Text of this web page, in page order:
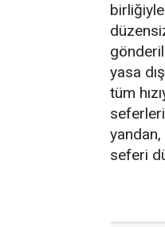
yasa
tüm
yandan,
seferi